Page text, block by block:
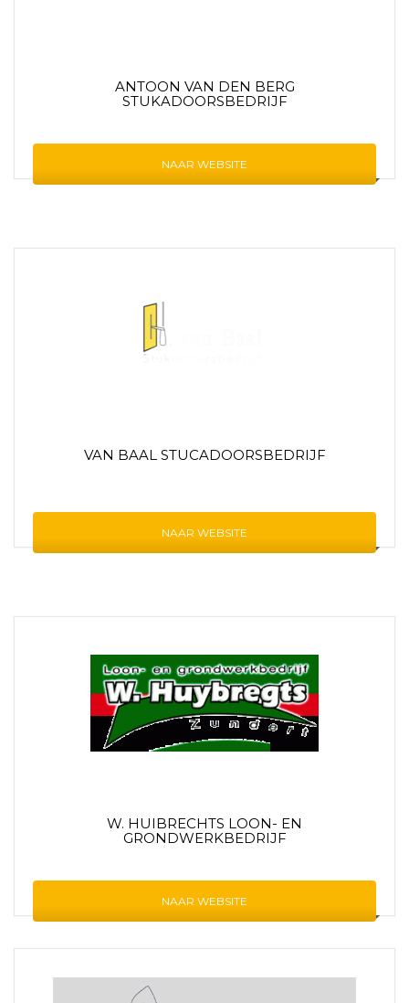
ANTOON VAN DEN BERG
STUKADOORSBEDRIJF
NAAR WEBSITE
VAN BAAL STUCADOORSBEDRIJF
NAAR WEBSITE
W. HUIBRECHTS LOON- EN
GRONDWERKBEDRIJF
NAAR WEBSITE